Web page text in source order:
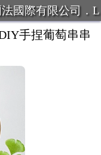
國際有限公司．L
387
手捏葡萄串串